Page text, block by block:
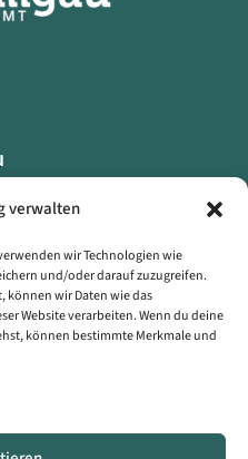
verwalten
wir Technologien wie
und/oder darauf zuzugreifen.
können wir Daten wie das
Website verarbeiten. Wenn du deine
können bestimmte Merkmale und